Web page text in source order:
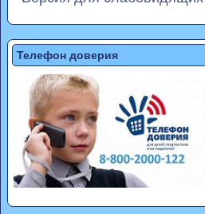
Телефон доверия